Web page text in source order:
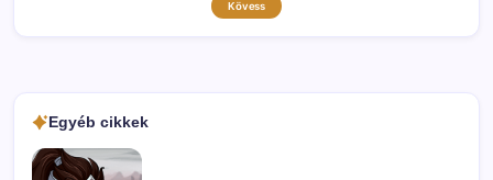
Kövess
Egyéb cikkek